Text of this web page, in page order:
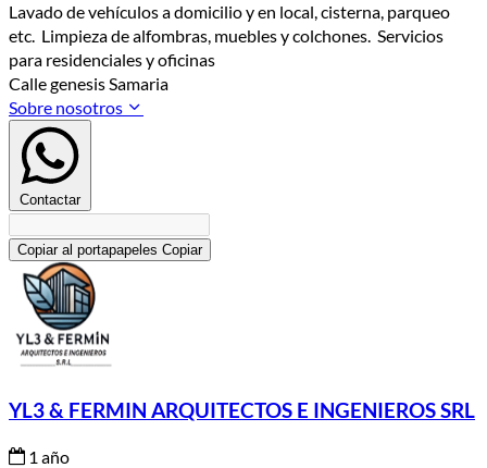
Lavado de vehículos a domicilio y en local, cisterna, parqueo
etc. Limpieza de alfombras, muebles y colchones. Servicios
para residenciales y oficinas
Calle genesis Samaria
Sobre nosotros
Contactar
Copiar al portapapeles Copiar
YL3 & FERMIN ARQUITECTOS E INGENIEROS SRL
1 año